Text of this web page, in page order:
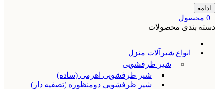
ادامه
0 محصول
دسته بندی محصولات
انواع شیرآلات منزل
شیر ظرفشویی
شیر ظرفشویی اهرمی (ساده)
شیر ظرفشویی دومنظوره (تصفیه دار)